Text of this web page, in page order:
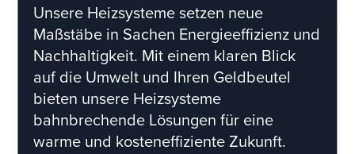
Unsere Heizsysteme setzen neue
Maßstäbe in Sachen Energieeffizienz und
Nachhaltigkeit. Mit einem klaren Blick
auf die Umwelt und Ihren Geldbeutel
bieten unsere Heizsysteme
bahnbrechende Lösungen für eine
warme und kosteneffiziente Zukunft.